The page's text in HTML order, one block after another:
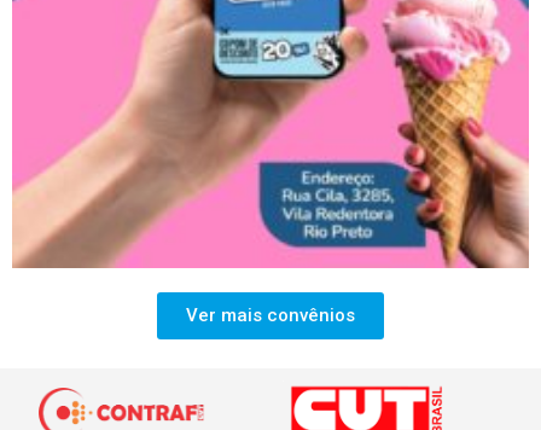
Ver mais convênios